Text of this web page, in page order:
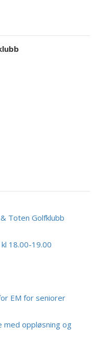
Toten Golfklubb
18.00-19.00
EM for seniorer
med oppløsning og